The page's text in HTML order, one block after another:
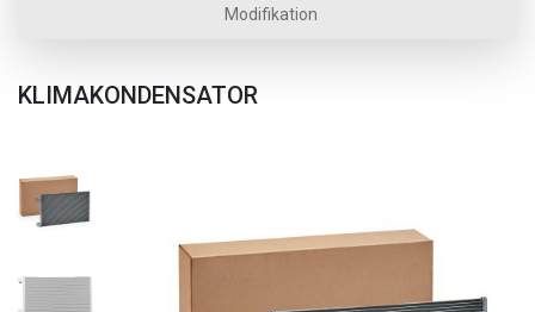
Modifikation
KLIMAKONDENSATOR